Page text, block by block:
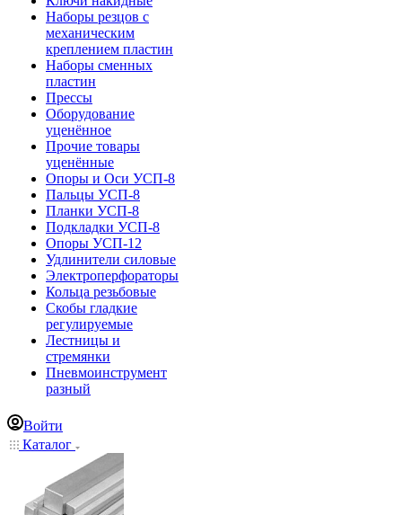
Наборы резцов с
механическим
креплением пластин
Наборы сменных
пластин
Прессы
Оборудование
уценённое
Прочие товары
уценённые
Опоры и Оси УСП-8
Пальцы УСП-8
Планки УСП-8
Подкладки УСП-8
Опоры УСП-12
Удлинители силовые
Электроперфораторы
Кольца резьбовые
Скобы гладкие
регулируемые
Лестницы и
стремянки
Пневмоинструмент
разный
Войти
Каталог